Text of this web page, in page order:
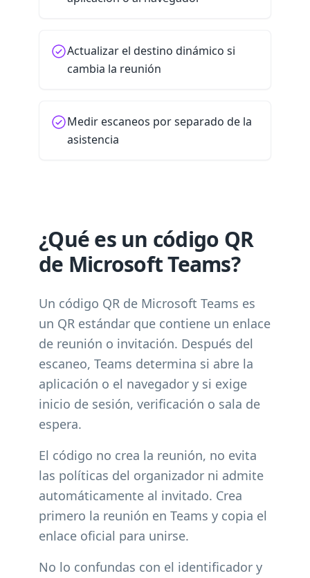
Actualizar el destino dinámico si
cambia la reunión
Medir escaneos por separado de la
asistencia
¿Qué es un código QR
de Microsoft Teams?
Un código QR de Microsoft Teams es
un QR estándar que contiene un enlace
de reunión o invitación. Después del
escaneo, Teams determina si abre la
aplicación o el navegador y si exige
inicio de sesión, verificación o sala de
espera.
El código no crea la reunión, no evita
las políticas del organizador ni admite
automáticamente al invitado. Crea
primero la reunión en Teams y copia el
enlace oficial para unirse.
No lo confundas con el identificador y